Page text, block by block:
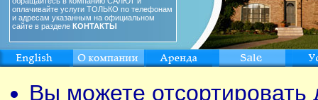
оплачивайте услуги ТОЛЬКО по телефонам
и адресам указанным на официальном
сайте в разделе КОНТАКТЫ
Вы можете